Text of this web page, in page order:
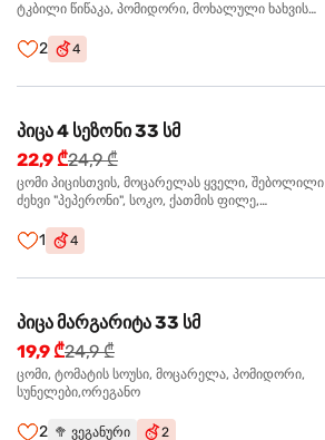
ტკბილი წიწაკა, პომიდორი, მოხალული ხახვის
2 4
პიცა 4 სეზონი 33 სმ
22,9 ₾24,9 ₾
ცომი პიცისთვის, მოცარელას ყველი, შებოლილი
ძეხვი "პეპერონი", სოკო, ქათმის ფილე,
1 4
პიცა მარგარიტა 33 სმ
19,9 ₾24,9 ₾
ცომი, ტომატის სოუსი, მოცარელა, პომიდორი,
სუნელები,ორეგანო
2 🥦 ვეგანური 2